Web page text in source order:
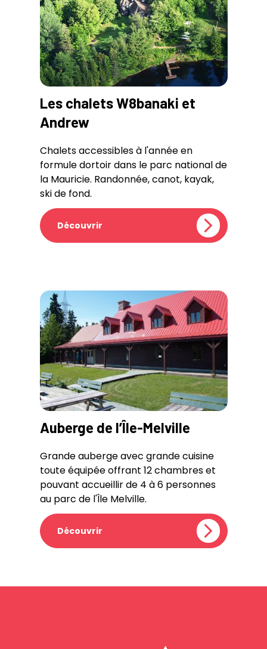
Les chalets W8banaki et
Andrew
Chalets accessibles à l'année en
formule dortoir dans le parc national de
la Mauricie. Randonnée, canot, kayak,
ski de fond.
Découvrir
Auberge de l’Île-Melville
Grande auberge avec grande cuisine
toute équipée offrant 12 chambres et
pouvant accueillir de 4 à 6 personnes
au parc de l'Île Melville.
Découvrir